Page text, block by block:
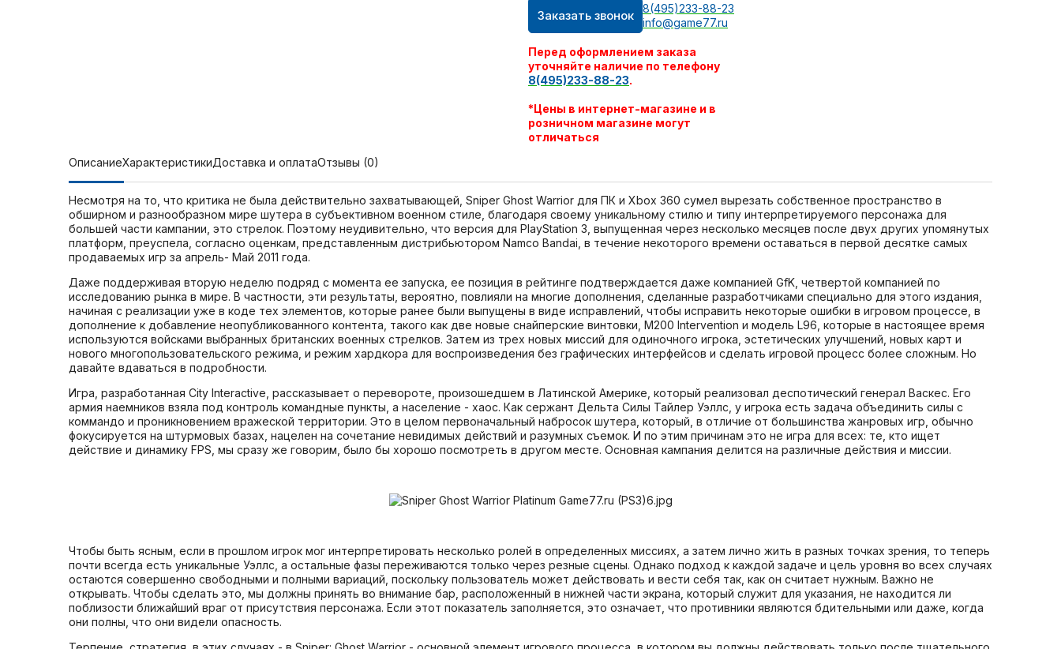
Заказать звонок
8(495)233-88-23
info@game77.ru
Перед оформлением заказа
уточняйте наличие по телефону
8(495)233-88-23.
*Цены в интернет-магазине и в
розничном магазине могут
отличаться
ОписаниеХарактеристикиДоставка и оплатаОтзывы (0)
Несмотря на то, что критика не была действительно захватывающей, Sniper Ghost Warrior для ПК и Xbox 360 сумел вырезать собственное пространство в
обширном и разнообразном мире шутера в субъективном военном стиле, благодаря своему уникальному стилю и типу интерпретируемого персонажа для
большей части кампании, это стрелок. Поэтому неудивительно, что версия для PlayStation 3, выпущенная через несколько месяцев после двух других упомянутых
платформ, преуспела, согласно оценкам, представленным дистрибьютором Namco Bandai, в течение некоторого времени оставаться в первой десятке самых
продаваемых игр за апрель- Май 2011 года.
Даже поддерживая вторую неделю подряд с момента ее запуска, ее позиция в рейтинге подтверждается даже компанией GfK, четвертой компанией по
исследованию рынка в мире. В частности, эти результаты, вероятно, повлияли на многие дополнения, сделанные разработчиками специально для этого издания,
начиная с реализации уже в коде тех элементов, которые ранее были выпущены в виде исправлений, чтобы исправить некоторые ошибки в игровом процессе, в
дополнение к добавление неопубликованного контента, такого как две новые снайперские винтовки, M200 Intervention и модель L96, которые в настоящее время
используются войсками выбранных британских военных стрелков. Затем из трех новых миссий для одиночного игрока, эстетических улучшений, новых карт и
нового многопользовательского режима, и режим хардкора для воспроизведения без графических интерфейсов и сделать игровой процесс более сложным. Но
давайте вдаваться в подробности.
Игра, разработанная City Interactive, рассказывает о перевороте, произошедшем в Латинской Америке, который реализовал деспотический генерал Васкес. Его
армия наемников взяла под контроль командные пункты, а население - хаос. Как сержант Дельта Силы Тайлер Уэллс, у игрока есть задача объединить силы с
коммандо и проникновением вражеской территории. Это в целом первоначальный набросок шутера, который, в отличие от большинства жанровых игр, обычно
фокусируется на штурмовых базах, нацелен на сочетание невидимых действий и разумных съемок. И по этим причинам это не игра для всех: те, кто ищет
действие и динамику FPS, мы сразу же говорим, было бы хорошо посмотреть в другом месте. Основная кампания делится на различные действия и миссии.
Чтобы быть ясным, если в прошлом игрок мог интерпретировать несколько ролей в определенных миссиях, а затем лично жить в разных точках зрения, то теперь
почти всегда есть уникальные Уэллс, а остальные фазы переживаются только через резные сцены. Однако подход к каждой задаче и цель уровня во всех случаях
остаются совершенно свободными и полными вариаций, поскольку пользователь может действовать и вести себя так, как он считает нужным. Важно не
открывать. Чтобы сделать это, мы должны принять во внимание бар, расположенный в нижней части экрана, который служит для указания, не находится ли
поблизости ближайший враг от присутствия персонажа. Если этот показатель заполняется, это означает, что противники являются бдительными или даже, когда
они полны, что они видели опасность.